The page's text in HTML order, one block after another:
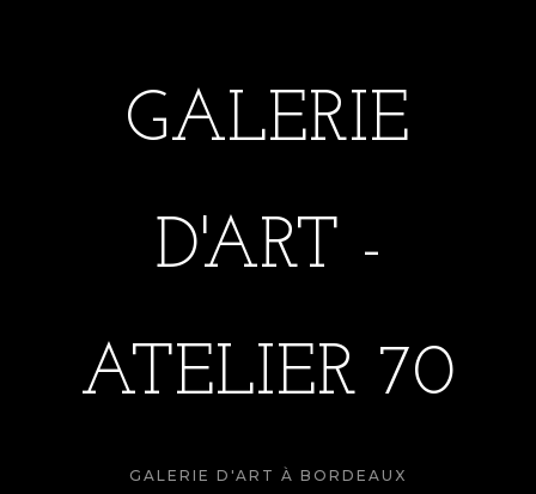
GALERIE
D'ART -
ATELIER 70
GALERIE D'ART À BORDEAUX